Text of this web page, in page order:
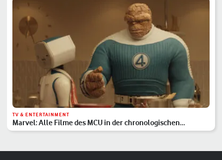
TV & ENTERTAINMENT
Marvel: Alle Filme des MCU in der chronologischen
Reihenfolge